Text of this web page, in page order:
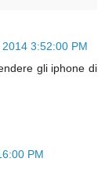
3:52:00 PM
gli iphone di
PM